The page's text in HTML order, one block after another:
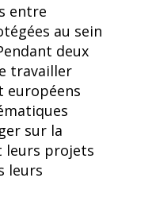
entre
au sein
deux
travailler
européens
sur la
leurs projets
leurs